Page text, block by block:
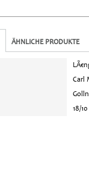
ÄHNLICHE PRODUKTE
Carl
18/